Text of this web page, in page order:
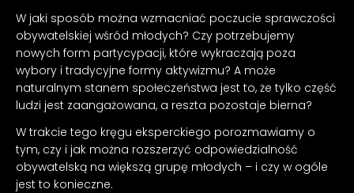
W jaki sposób można wzmacniać poczucie sprawczości
obywatelskiej wśród młodych? Czy potrzebujemy
nowych form partycypacji, które wykraczają poza
wybory i tradycyjne formy aktywizmu? A może
naturalnym stanem społeczeństwa jest to, że tylko część
ludzi jest zaangażowana, a reszta pozostaje bierna?
W trakcie tego kręgu eksperckiego porozmawiamy o
tym, czy i jak można rozszerzyć odpowiedzialność
obywatelską na większą grupę młodych – i czy w ogóle
jest to konieczne.